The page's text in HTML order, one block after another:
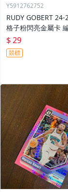
Y5912762752
RUDY GOBERT 24-25 OPTIC
格子粉閃亮金屬卡 編號 222 前
後圖
$ 29
競標